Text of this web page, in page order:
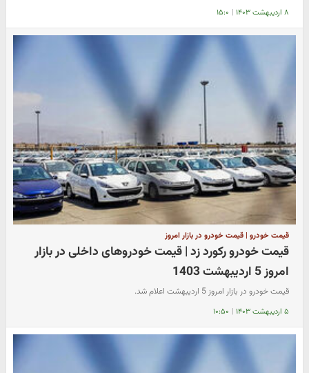
۸ اردیبهشت ۱۴۰۳ | ۱۵:۰
قیمت خودرو | قیمت خودرو در بازار امروز
قیمت خودرو رکورد زد | قیمت خودروهای داخلی در بازار
امروز 5 اردیبهشت 1403
قیمت خودرو در بازار امروز 5 اردیبهشت اعلام شد.
۵ اردیبهشت ۱۴۰۳ | ۱۰:۵۰